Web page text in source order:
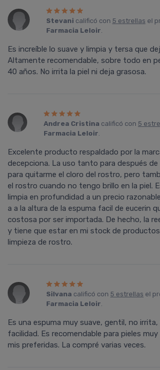
Stevani calificó con 5 estrellas el
Farmacia Leloir.
Es increíble lo suave y limpia y tersa que
Altamente recomendable, sobre todo en
40 años. No irrita la piel ni deja grasosa.
Andrea Cristina calificó con 5
Farmacia Leloir.
Excelente producto respaldado por la
decepciona. La uso tanto para después
para quitarme el cloro del rostro, pero
el rostro cuando no tengo brillo en la piel.
limpia en profundidad a un precio
a a la altura de la espuma facil de eucerin
costosa por ser importada. De hecho, la
y tiene que estar en mi stock de
limpieza de rostro.
Silvana calificó con 5 estrellas el
Farmacia Leloir.
Es una espuma muy suave, gentil, no
facilidad. Es recomendable para pieles muy
mis preferidas. La compré varias veces.